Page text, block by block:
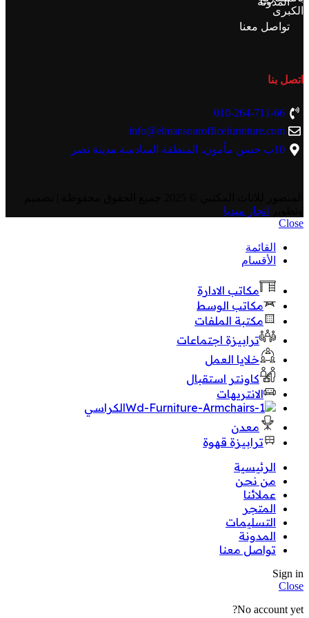
الكبرى
تواصل معنا
اتصل بنا
010-264-711-66
info@elmansourofficefurniture.com
10ب حسن مأمون. المنطقة السادسة.مدينة نصر
انجاز ميديا
Close
القائمة
الأقسام
مكاتب الادارة
مكاتب الوسط
مكتبة الملفات
ترابيزة اجتماعات
خلايا العمل
كاونتر استقبال
الانتريهات
الكراسي
معدن
ترابيزة قهوة
الرئيسية
من نحن
عملائنا
المتجر
التسليمات
المدونة
تواصل معنا
Sign in
Close
No account yet?